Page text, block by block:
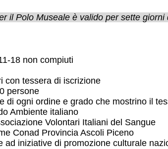
il Polo Museale è valido per sette giorni
18 non compiuti
con tessera di iscrizione
persone
di ogni ordine e grado che mostrino il
Ambiente italiano
Volontari Italiani del Sangue
Conad Provincia Ascoli Piceno
ad iniziative di promozione culturale